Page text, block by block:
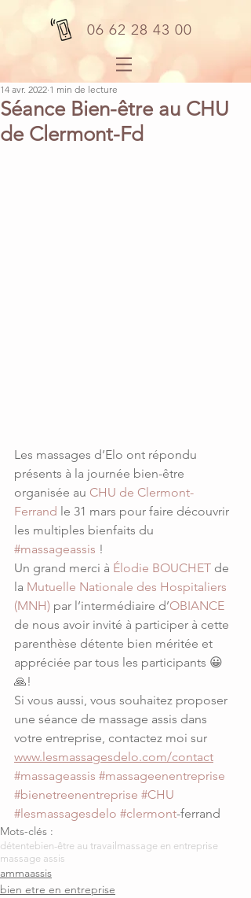
06 62 28 43 00
Séance Bien-être au CHU
de Clermont-Fd
14 avr. 2022 1 min de lecture
Les massages d’Elo ont répondu
présents à la journée bien-être
organisée au CHU de Clermont-
Ferrand le 31 mars pour faire découvrir
les multiples bienfaits du
#massageassis !
Un grand merci à Élodie BOUCHET de
la Mutuelle Nationale des Hospitaliers
(MNH) par l’intermédiaire d’OBIANCE
de nous avoir invité à participer à cette
parenthèse détente bien méritée et
appréciée par tous les participants 😀
🙏!
Si vous aussi, vous souhaitez proposer
une séance de massage assis dans
votre entreprise, contactez moi sur
www.lesmassagesdelo.com/contact
#massageassis #massageenentreprise
#bienetreenentreprise #CHU
#lesmassagesdelo #clermont-ferrand
Mots-clés :
détente bien-être au travail massage en entreprise
massage assis
ammaassis
bien etre en entreprise